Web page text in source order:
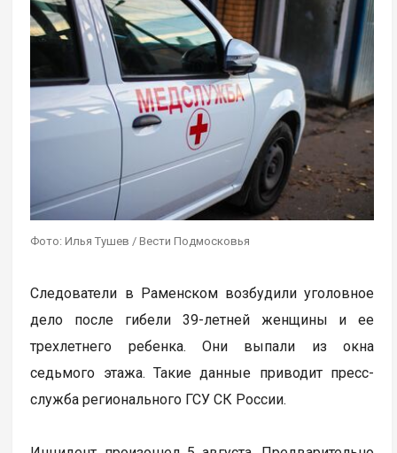
Фото: Илья Тушев / Вести Подмосковья
Следователи в Раменском возбудили уголовное
дело после гибели 39-летней женщины и ее
трехлетнего ребенка. Они выпали из окна
седьмого этажа. Такие данные приводит пресс-
служба регионального ГСУ СК России.